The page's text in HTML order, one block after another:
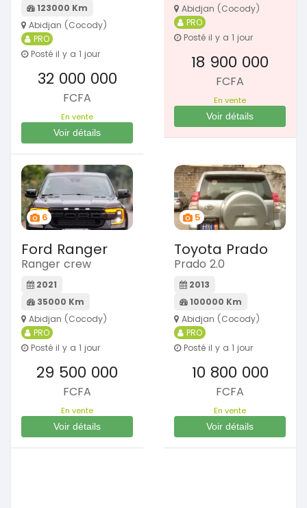
123000 Km
Abidjan (Cocody)
PRO
Posté il y a 1 jour
32 000 000
FCFA
En vente
Voir détails
Abidjan (Cocody)
PRO
Posté il y a 1 jour
18 900 000
FCFA
En vente
Voir détails
6
Ford Ranger
Ranger crew
2021
35000 Km
Abidjan (Cocody)
PRO
Posté il y a 1 jour
29 500 000
FCFA
En vente
Voir détails
5
Toyota Prado
Prado 2.0
2013
100000 Km
Abidjan (Cocody)
PRO
Posté il y a 1 jour
10 800 000
FCFA
En vente
Voir détails